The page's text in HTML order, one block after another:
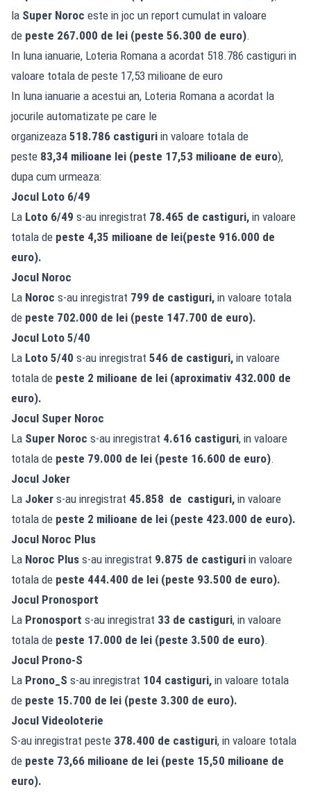
la Super Noroc este in joc un report cumulat in valoare
de peste 267.000 de lei (peste 56.300 de euro).
In luna ianuarie, Loteria Romana a acordat 518.786 castiguri in
valoare totala de peste 17,53 milioane de euro
In luna ianuarie a acestui an, Loteria Romana a acordat la
jocurile automatizate pe care le
organizeaza 518.786 castiguri in valoare totala de
peste 83,34 milioane lei (peste 17,53 milioane de euro),
dupa cum urmeaza:
Jocul Loto 6/49
La Loto 6/49 s-au inregistrat 78.465 de castiguri, in valoare
totala de peste 4,35 milioane de lei(peste 916.000 de
euro).
Jocul Noroc
La Noroc s-au inregistrat 799 de castiguri, in valoare totala
de peste 702.000 de lei (peste 147.700 de euro).
Jocul Loto 5/40
La Loto 5/40 s-au inregistrat 546 de castiguri, in valoare
totala de peste 2 milioane de lei (aproximativ 432.000 de
euro).
Jocul Super Noroc
La Super Noroc s-au inregistrat 4.616 castiguri, in valoare
totala de peste 79.000 de lei (peste 16.600 de euro).
Jocul Joker
La Joker s-au inregistrat 45.858 de castiguri, in valoare
totala de peste 2 milioane de lei (peste 423.000 de euro).
Jocul Noroc Plus
La Noroc Plus s-au inregistrat 9.875 de castiguri in valoare
totala de peste 444.400 de lei (peste 93.500 de euro).
Jocul Pronosport
La Pronosport s-au inregistrat 33 de castiguri, in valoare
totala de peste 17.000 de lei (peste 3.500 de euro).
Jocul Prono-S
La Prono_S s-au inregistrat 104 castiguri, in valoare totala
de peste 15.700 de lei (peste 3.300 de euro).
Jocul Videoloterie
S-au inregistrat peste 378.400 de castiguri, in valoare totala
de peste 73,66 milioane de lei (peste 15,50 milioane de
euro).